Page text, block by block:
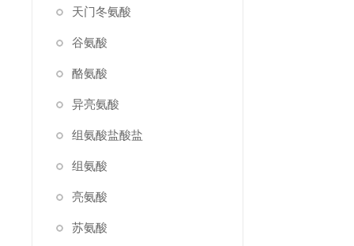
天门冬氨酸
谷氨酸
酪氨酸
异亮氨酸
组氨酸盐酸盐
组氨酸
亮氨酸
苏氨酸